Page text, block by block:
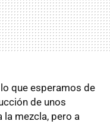
que esperamos de
de unos
mezcla, pero a